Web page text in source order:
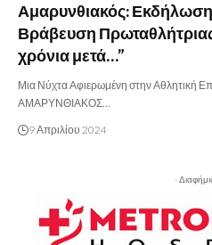
Αμαρυνθιακός:
Βράβευση
χρόνια μετά…”
Μια Νύχτα Αφιερωμένη στην Αθλητική
ΑΜΑΡΥΝΘΙΑΚΟΣ…
9 Απριλίου 2024
-